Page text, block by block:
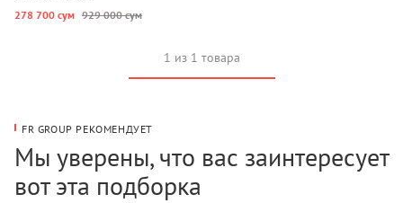
278 700 сум 929 000 сум
1 из 1 товара
FR GROUP РЕКОМЕНДУЕТ
Мы уверены, что вас заинтересует
вот эта подборка